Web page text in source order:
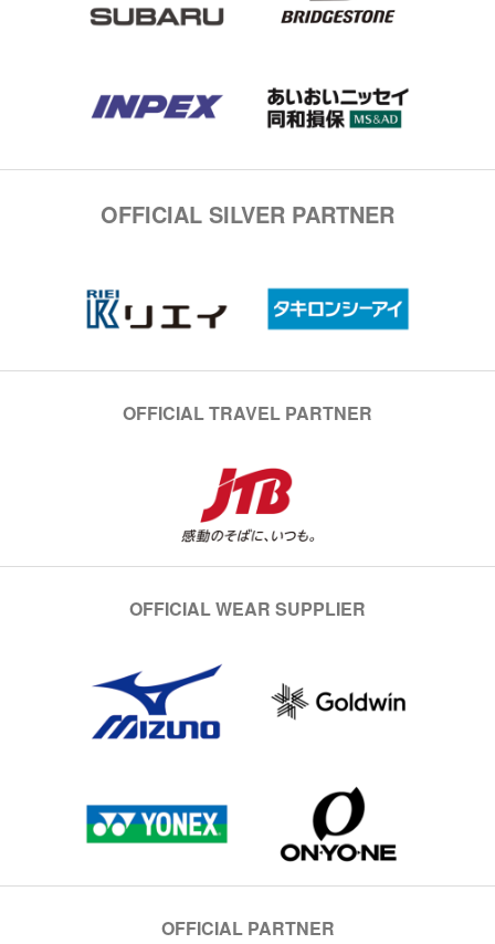
OFFICIAL SILVER PARTNER
OFFICIAL TRAVEL PARTNER
OFFICIAL WEAR SUPPLIER
OFFICIAL PARTNER